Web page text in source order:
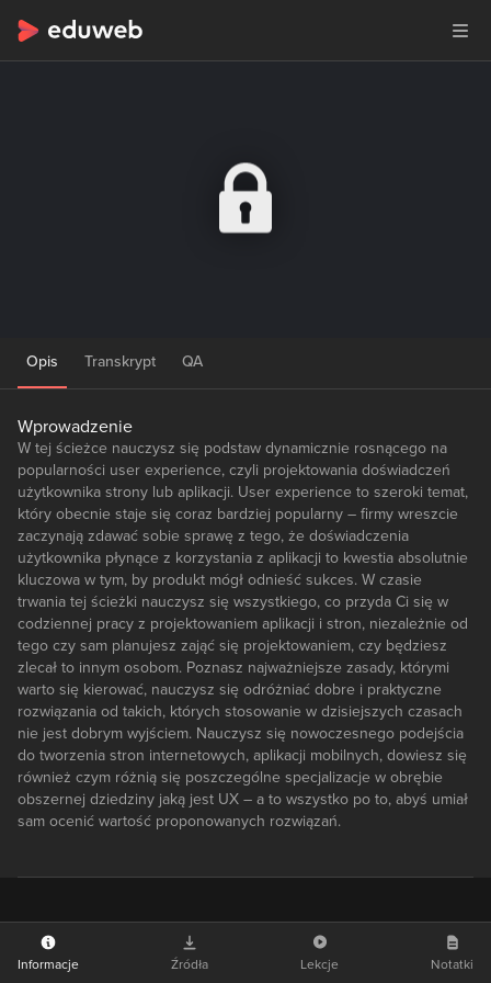
Opis Transkrypt QA
Wprowadzenie
W tej ścieżce nauczysz się podstaw dynamicznie rosnącego na
popularności user experience, czyli projektowania doświadczeń
użytkownika strony lub aplikacji. User experience to szeroki temat,
który obecnie staje się coraz bardziej popularny – firmy wreszcie
zaczynają zdawać sobie sprawę z tego, że doświadczenia
użytkownika płynące z korzystania z aplikacji to kwestia absolutnie
kluczowa w tym, by produkt mógł odnieść sukces. W czasie
trwania tej ścieżki nauczysz się wszystkiego, co przyda Ci się w
codziennej pracy z projektowaniem aplikacji i stron, niezależnie od
tego czy sam planujesz zająć się projektowaniem, czy będziesz
zlecał to innym osobom. Poznasz najważniejsze zasady, którymi
warto się kierować, nauczysz się odróżniać dobre i praktyczne
rozwiązania od takich, których stosowanie w dzisiejszych czasach
nie jest dobrym wyjściem. Nauczysz się nowoczesnego podejścia
do tworzenia stron internetowych, aplikacji mobilnych, dowiesz się
również czym różnią się poszczególne specjalizacje w obrębie
obszernej dziedziny jaką jest UX – a to wszystko po to, abyś umiał
sam ocenić wartość proponowanych rozwiązań.
Informacje Źródła Lekcje Notatki